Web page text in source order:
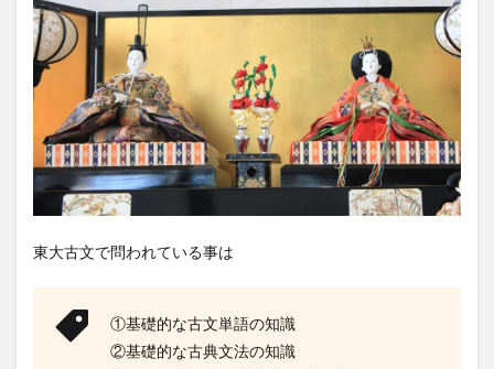
東大古文で問われている事は
①基礎的な古文単語の知識
②基礎的な古典文法の知識